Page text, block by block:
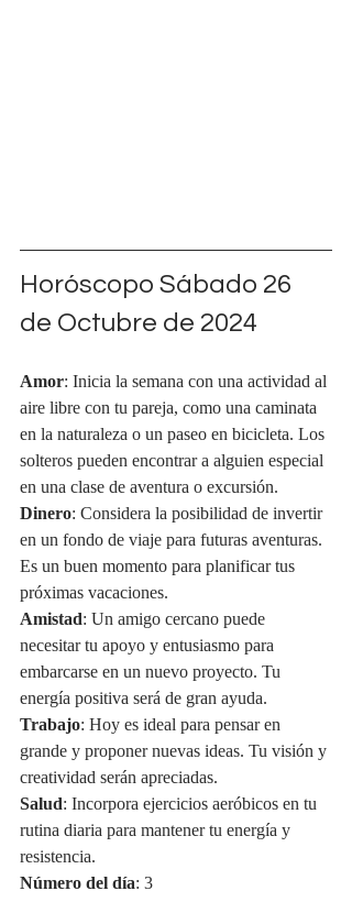
Horóscopo Sábado 26
de Octubre de 2024
Amor: Inicia la semana con una actividad al
aire libre con tu pareja, como una caminata
en la naturaleza o un paseo en bicicleta. Los
solteros pueden encontrar a alguien especial
en una clase de aventura o excursión.
Dinero: Considera la posibilidad de invertir
en un fondo de viaje para futuras aventuras.
Es un buen momento para planificar tus
próximas vacaciones.
Amistad: Un amigo cercano puede
necesitar tu apoyo y entusiasmo para
embarcarse en un nuevo proyecto. Tu
energía positiva será de gran ayuda.
Trabajo: Hoy es ideal para pensar en
grande y proponer nuevas ideas. Tu visión y
creatividad serán apreciadas.
Salud: Incorpora ejercicios aeróbicos en tu
rutina diaria para mantener tu energía y
resistencia.
Número del día: 3